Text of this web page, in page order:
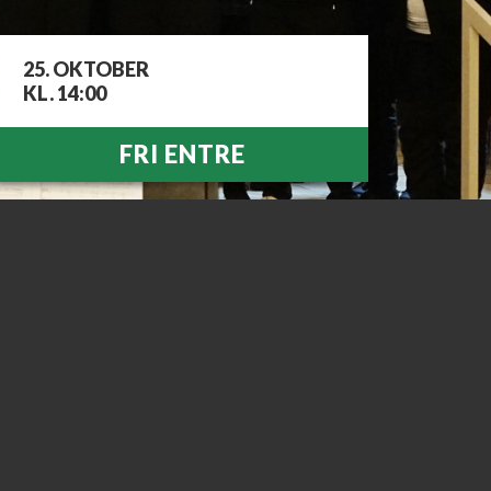
25. OKTOBER
KL. 14:00
FRI ENTRE